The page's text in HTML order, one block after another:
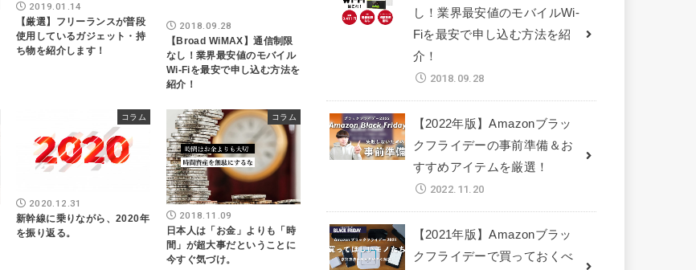
2019.01.14
【厳選】フリーランスが普段
使用しているガジェット・持
ち物を紹介します！
2018.09.28
【Broad WiMAX】通信制限
なし！業界最安値のモバイル
Wi-Fiを最安で申し込む方法を
紹介！
コラム
2020.12.31
新幹線に乗りながら、2020年
を振り返る。
コラム
2018.11.09
日本人は「お金」よりも「時
間」が超大事だということに
今すぐ気づけ。
し！業界最安値のモバイルWi-
Fiを最安で申し込む方法を紹
介！
2018.09.28
【2022年版】Amazonブラッ
クフライデーの事前準備＆お
すすめアイテムを厳選！
2022.11.20
【2021年版】Amazonブラッ
クフライデーで買っておくべ